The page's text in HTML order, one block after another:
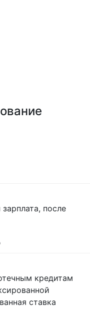
после
кредитам
ставка